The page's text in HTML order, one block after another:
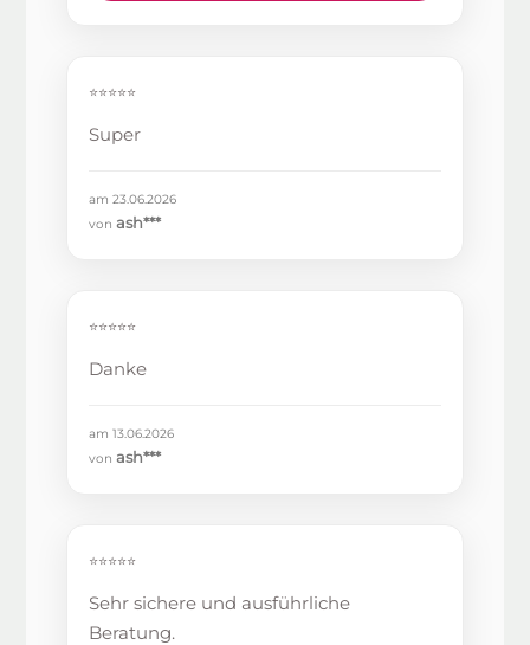
⭐⭐⭐⭐⭐
Super
am 23.06.2026
vonash***
⭐⭐⭐⭐⭐
Danke
am 13.06.2026
vonash***
⭐⭐⭐⭐⭐
Sehr sichere und ausführliche
Beratung.